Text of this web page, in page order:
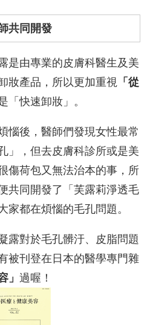
共同開發
是由專業的皮膚科醫生及美
妝產品，所以更加重視 「從
「快速卸妝」。
惱後，醫師們發現女性最常
」，但去皮膚科診所或是美
傷荷包又無法治本的事，所
共同開發了「芙露莉淨透毛
家都在煩惱的毛孔問題。
露對於毛孔髒汙、皮脂問題
被刊登在日本的醫學專門雜
」 過喔！